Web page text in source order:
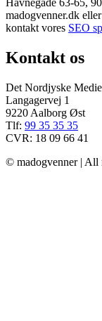
Havnegade 63-65,
madogvenner.dk
kontakt vores SEO
Kontakt os
Det Nordjyske
Langagervej 1
9220 Aalborg Øst
Tlf: 99 35 35 35
CVR: 18 09 66 41
© madogvenner | All